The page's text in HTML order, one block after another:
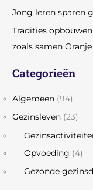
Jong leren sparen
Tradities
zoals samen
Categorieën
Algemeen (94)
Gezinsleven (23)
Opvoeding (4)
Gezonde